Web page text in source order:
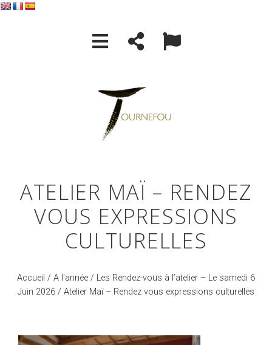
ATELIER MAÏ – RENDEZ
VOUS EXPRESSIONS
CULTURELLES
Accueil / A l'année / Les Rendez-vous à l’atelier – Le samedi 6
Juin 2026 / Atelier Maï – Rendez vous expressions culturelles